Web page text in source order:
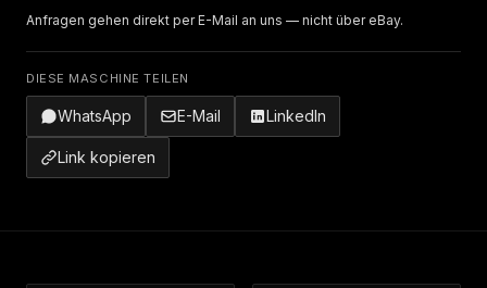
Anfragen gehen direkt per E-Mail an uns — nicht über eBay.
DIESE MASCHINE TEILEN
WhatsApp E-Mail LinkedIn
Link kopieren